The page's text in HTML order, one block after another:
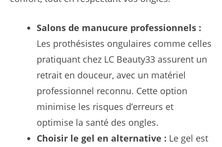
Salons de manucure professionnels :
Les prothésistes ongulaires comme celles
pratiquant chez LC Beauty33 assurent un
retrait en douceur, avec un matériel
professionnel reconnu. Cette option
minimise les risques d’erreurs et
optimise la santé des ongles.
Choisir le gel en alternative : Le gel est